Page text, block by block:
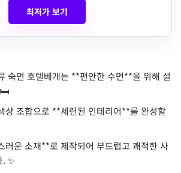
최저가 보기
숙면 호텔베개는 **편안한 수면**을 위해 설
🛏️
상 조합으로 **세련된 인테리어**를 완성할
러운 소재**로 제작되어 부드럽고 쾌적한 사
✨